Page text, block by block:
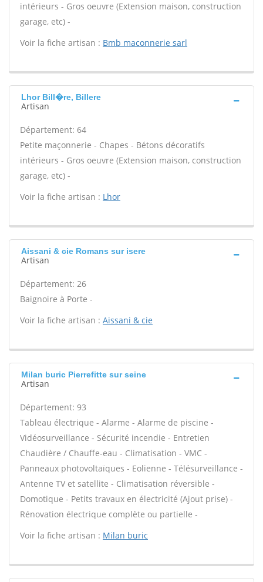
intérieurs - Gros oeuvre (Extension maison, construction
garage, etc) -
Voir la fiche artisan : Bmb maconnerie sarl
Lhor Bill�re, Billere
Artisan
Département: 64
Petite maçonnerie - Chapes - Bétons décoratifs
intérieurs - Gros oeuvre (Extension maison, construction
garage, etc) -
Voir la fiche artisan : Lhor
Aissani & cie Romans sur isere
Artisan
Département: 26
Baignoire à Porte -
Voir la fiche artisan : Aissani & cie
Milan buric Pierrefitte sur seine
Artisan
Département: 93
Tableau électrique - Alarme - Alarme de piscine -
Vidéosurveillance - Sécurité incendie - Entretien
Chaudière / Chauffe-eau - Climatisation - VMC -
Panneaux photovoltaïques - Eolienne - Télésurveillance -
Antenne TV et satellite - Climatisation réversible -
Domotique - Petits travaux en électricité (Ajout prise) -
Rénovation électrique complète ou partielle -
Voir la fiche artisan : Milan buric